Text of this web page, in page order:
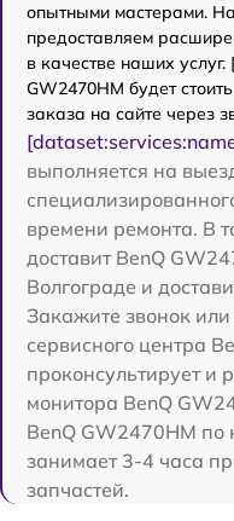
опытными мастерами.
предоставляем
в качестве наших
GW2470HM будет
заказа на сайте через
выполняется на
времени ремонта. В
доставит BenQ
Волгограде и
Закажите звонок
сервисного центра
проконсультирует и
монитора BenQ
BenQ GW2470HM по
занимает 3-4 часа
запчастей.